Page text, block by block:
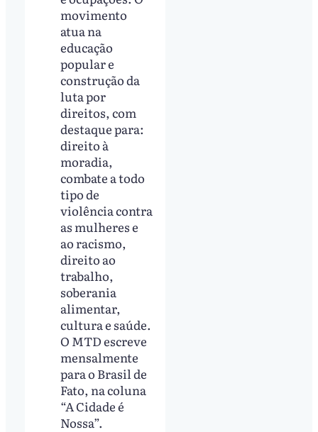
movimento
atua na
educação
popular e
construção da
luta por
direitos, com
destaque para:
direito à
moradia,
combate a todo
tipo de
violência contra
as mulheres e
ao racismo,
direito ao
trabalho,
soberania
alimentar,
cultura e saúde.
O MTD escreve
mensalmente
para o Brasil de
Fato, na coluna
“A Cidade é
Nossa”.